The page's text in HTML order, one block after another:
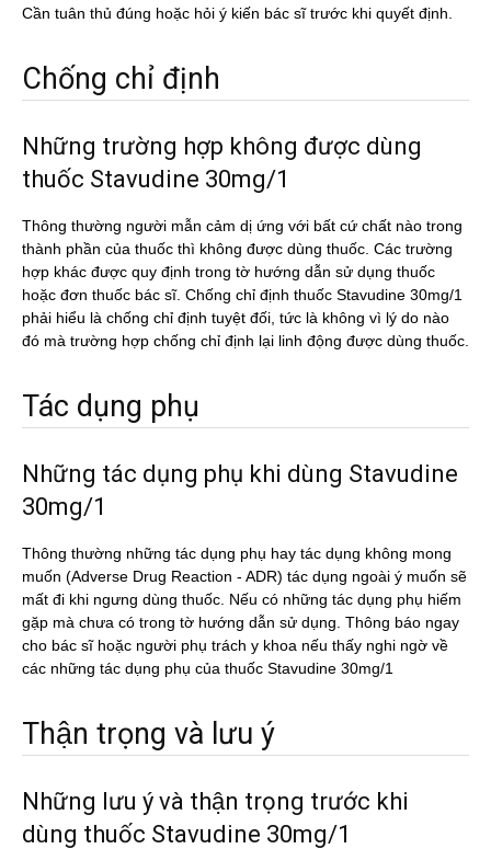
Cần tuân thủ đúng hoặc hỏi ý kiến bác sĩ trước khi quyết định.
Chống chỉ định
Những trường hợp không được dùng
thuốc Stavudine 30mg/1
Thông thường người mẫn cảm dị ứng với bất cứ chất nào trong
thành phần của thuốc thì không được dùng thuốc. Các trường
hợp khác được quy định trong tờ hướng dẫn sử dụng thuốc
hoặc đơn thuốc bác sĩ. Chống chỉ định thuốc Stavudine 30mg/1
phải hiểu là chống chỉ định tuyệt đối, tức là không vì lý do nào
đó mà trường hợp chống chỉ định lại linh động được dùng thuốc.
Tác dụng phụ
Những tác dụng phụ khi dùng Stavudine
30mg/1
Thông thường những tác dụng phụ hay tác dụng không mong
muốn (Adverse Drug Reaction - ADR) tác dụng ngoài ý muốn sẽ
mất đi khi ngưng dùng thuốc. Nếu có những tác dụng phụ hiếm
gặp mà chưa có trong tờ hướng dẫn sử dụng. Thông báo ngay
cho bác sĩ hoặc người phụ trách y khoa nếu thấy nghi ngờ về
các những tác dụng phụ của thuốc Stavudine 30mg/1
Thận trọng và lưu ý
Những lưu ý và thận trọng trước khi
dùng thuốc Stavudine 30mg/1